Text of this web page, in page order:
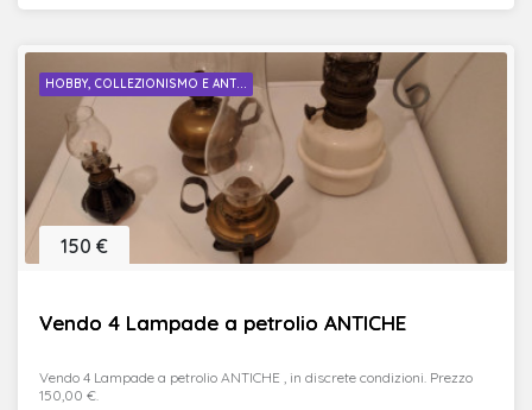
HOBBY, COLLEZIONISMO E ANT...
Vendo 4 Lampade a petrolio ANTICHE
150 €
Vendo 4 Lampade a petrolio ANTICHE , in discrete condizioni. Prezzo
150,00 €.